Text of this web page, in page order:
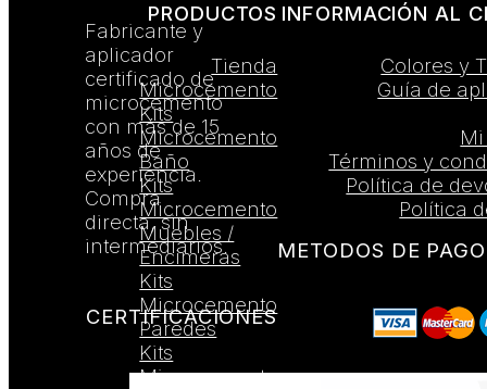
Fabricante y
aplicador
certificado de
microcemento
con más de 15
años de
experiencia.
Compra
directa, sin
intermediarios.
CERTIFICACIONES
PRODUCTOS
Tienda
Microcemento
Kits
Microcemento
Baño
Kits
Microcemento
Muebles /
Encimeras
Kits
Microcemento
Paredes
Kits
Microcemento
INFORMACIÓN AL
Colores y
Guía de
Términos y
Política de
Política
METODOS DE PAGO